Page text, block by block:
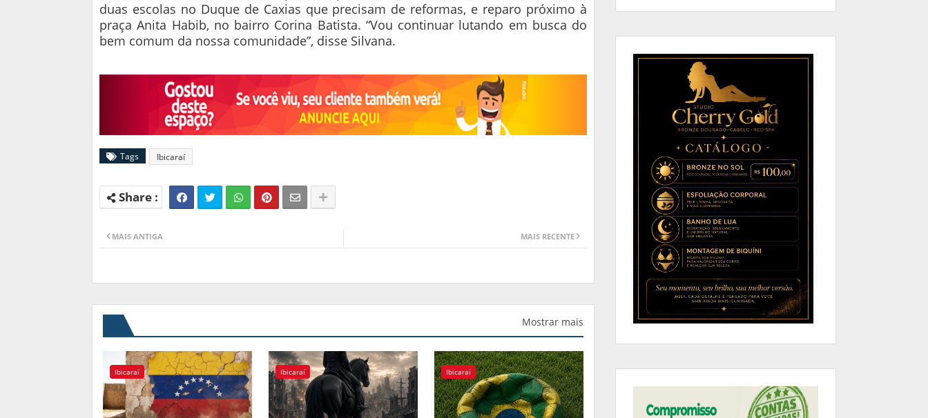
duas escolas no Duque de Caxias que precisam de reformas, e reparo próximo à
praça Anita Habib, no bairro Corina Batista. “Vou continuar lutando em busca do
bem comum da nossa comunidade”, disse Silvana.
Tags Ibicaraí
MAIS RECENTE
MAIS ANTIGA
Mostrar mais
Ibicaraí Ibicaraí Ibicaraí